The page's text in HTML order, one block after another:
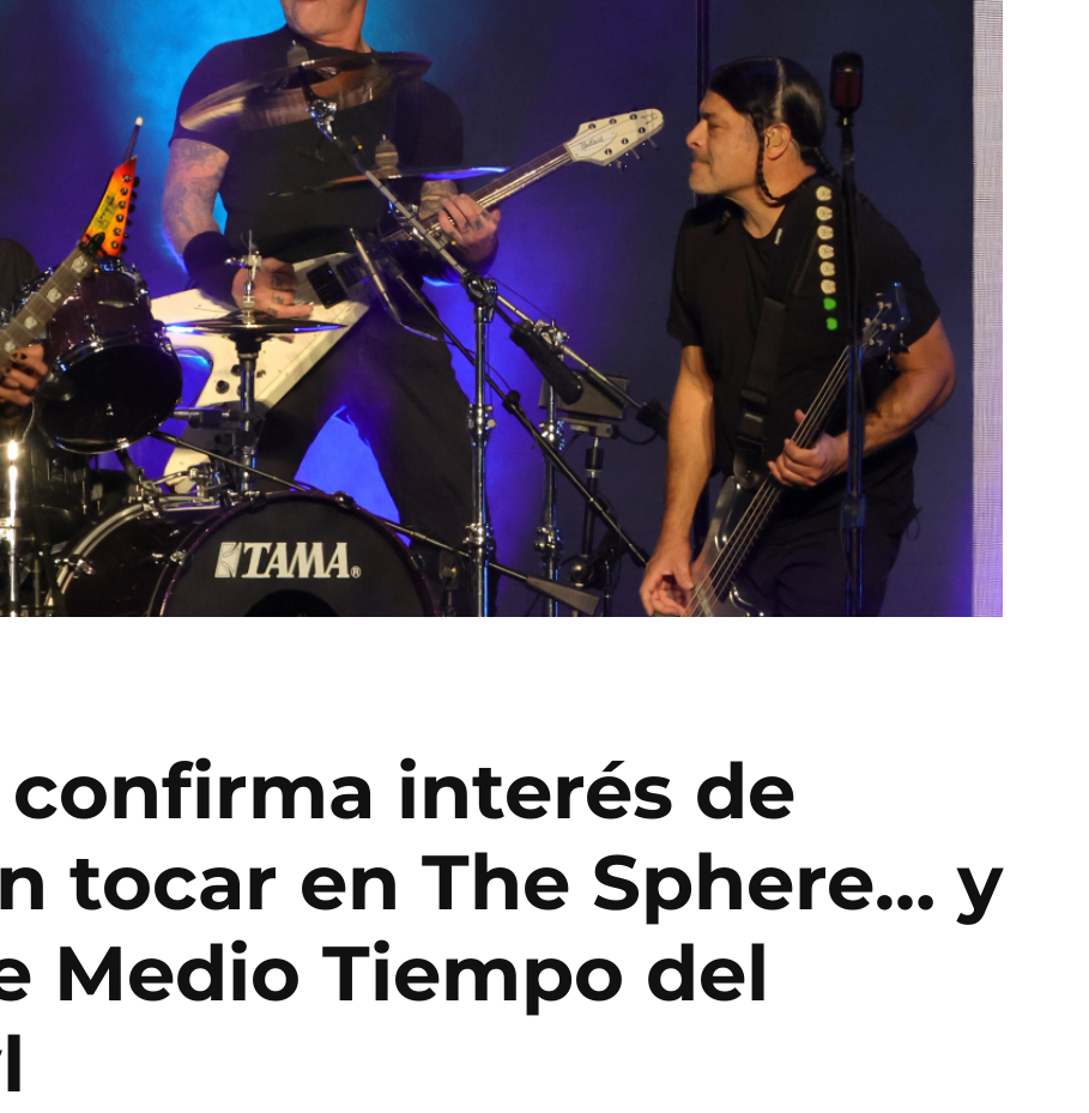
interés de
tocar en The Sphere… y
Medio Tiempo del